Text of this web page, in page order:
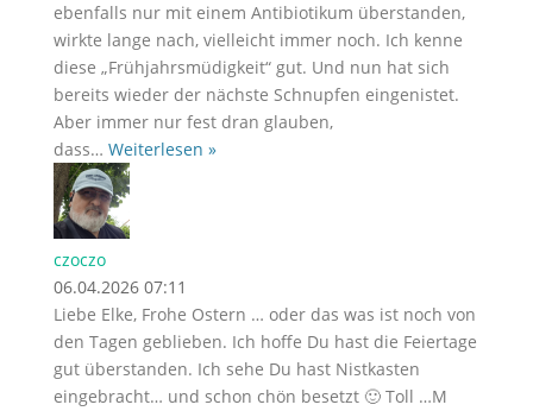
ebenfalls nur mit einem Antibiotikum überstanden,
wirkte lange nach, vielleicht immer noch. Ich kenne
diese „Frühjahrsmüdigkeit“ gut. Und nun hat sich
bereits wieder der nächste Schnupfen eingenistet.
Aber immer nur fest dran glauben,
dass… Weiterlesen »
czoczo
06.04.2026 07:11
Liebe Elke, Frohe Ostern … oder das was ist noch von
den Tagen geblieben. Ich hoffe Du hast die Feiertage
gut überstanden. Ich sehe Du hast Nistkasten
eingebracht… und schon chön besetzt 🙂 Toll …M